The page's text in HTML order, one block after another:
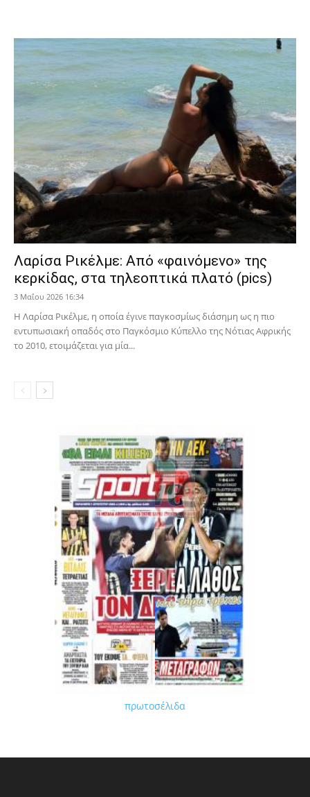
Λαρίσα Ρικέλμε: Από «φαινόμενο» της
κερκίδας, στα τηλεοπτικά πλατό (pics)
3 Μαΐου 2026 16:34
Η Λαρίσα Ρικέλμε, η οποία έγινε παγκοσμίως διάσημη ως η πιο
εντυπωσιακή οπαδός στο Παγκόσμιο Κύπελλο της Νότιας Αφρικής
το 2010, ετοιμάζεται για μία...
πρωτοσέλιδα